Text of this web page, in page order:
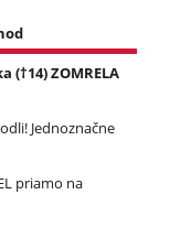
(†14) ZOMRELA
Jednoznačne
priamo na